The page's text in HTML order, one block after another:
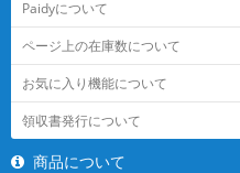
Paidyについて
ページ上の在庫数について
お気に入り機能について
領収書発行について
商品について